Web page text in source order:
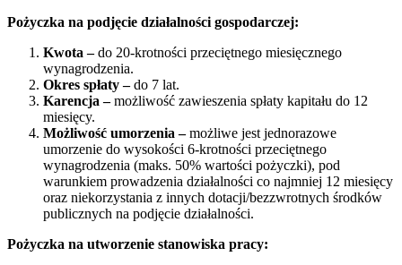
Pożyczka na podjęcie działalności gospodarczej:
Kwota –do 20-krotności przeciętnego miesięcznego
wynagrodzenia.
Okres spłaty –do 7 lat.
Karencja –możliwość zawieszenia spłaty kapitału do 12
miesięcy.
Możliwość umorzenia –możliwe jest jednorazowe
umorzenie do wysokości 6-krotności przeciętnego
wynagrodzenia (maks. 50% wartości pożyczki), pod
warunkiem prowadzenia działalności co najmniej 12 miesięcy
oraz niekorzystania z innych dotacji/bezzwrotnych środków
publicznych na podjęcie działalności.
Pożyczka na utworzenie stanowiska pracy: